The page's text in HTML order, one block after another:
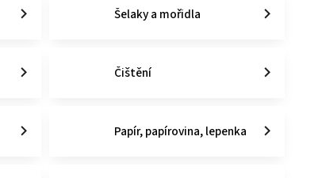
Šelaky a mořidla
Čištění
Papír, papírovina, lepenka